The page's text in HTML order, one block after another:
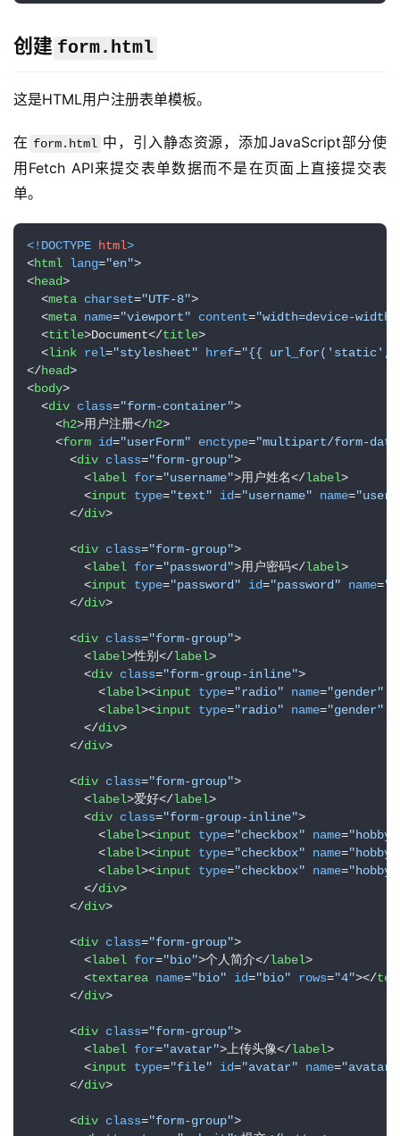
创建 form.html
这是HTML用户注册表单模板。
在 form.html 中，引入静态资源，添加JavaScript部分使
用Fetch API来提交表单数据而不是在页面上直接提交表
单。
<!DOCTYPE html>
<html lang="en">
<head>
<meta charset="UTF-8">
<meta name="viewport" content="width=device-
<title>Document</title>
<link rel="stylesheet" href="{{ url_for('static',
</head>
<body>
<div class="form-container">
<h2>用户注册</h2>
<form id="userForm" enctype="multipart/form-
<div class="form-group">
<label for="username">用户姓名</label>
<input type="text" id="username" name=
</div>
<div class="form-group">
<label for="password">用户密码</label>
<input type="password" id="password" name=
</div>
<div class="form-group">
<label>性别</label>
<div class="form-group-inline">
<label><input type="radio" name="gender"
<label><input type="radio" name="gender"
</div>
</div>
<div class="form-group">
<label>爱好</label>
<div class="form-group-inline">
<label><input type="checkbox" name="hobby"
<label><input type="checkbox" name="hobby"
<label><input type="checkbox" name="hobby"
</div>
</div>
<div class="form-group">
<label for="bio">个人简介</label>
<textarea name="bio" id="bio" rows="4"></
</div>
<div class="form-group">
<label for="avatar">上传头像</label>
<input type="file" id="avatar" name="avatar"
</div>
<div class="form-group">